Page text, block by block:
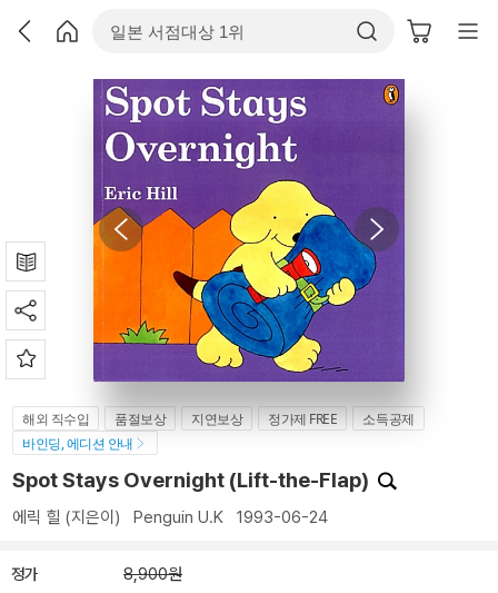
해외 직수입 품절보상 지연보상 정가제 FREE
소득공제
바인딩, 에디션 안내
Spot Stays Overnight (Lift-the-Flap)
에릭 힐 (지은이) Penguin U.K 1993-06-24
정가 8,900원